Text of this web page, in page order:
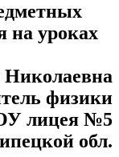
на уроках
Николаевна
физики
лицея №5
обл.